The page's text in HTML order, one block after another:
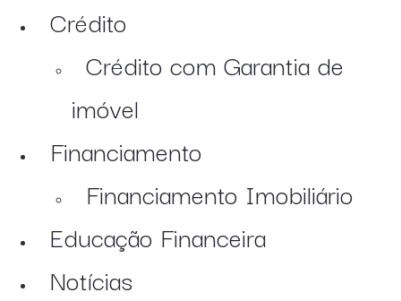
Crédito
Crédito com Garantia de
imóvel
Financiamento
Financiamento Imobiliário
Educação Financeira
Notícias